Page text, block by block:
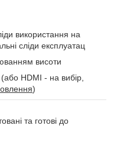
використання на
сліди експлуатац
висоти
HDMI - на вибір,
)
та готові до